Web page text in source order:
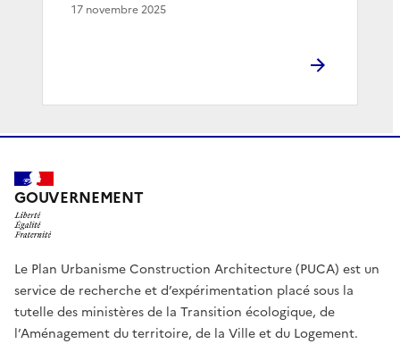
17 novembre 2025
GOUVERNEMENT
Le Plan Urbanisme Construction Architecture (PUCA) est un
service de recherche et d’expérimentation placé sous la
tutelle des ministères de la Transition écologique, de
l’Aménagement du territoire, de la Ville et du Logement.